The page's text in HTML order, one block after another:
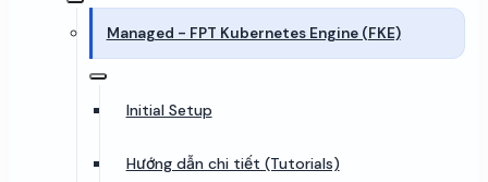
Managed - FPT Kubernetes Engine (FKE)
Initial Setup
Hướng dẫn chi tiết (Tutorials)